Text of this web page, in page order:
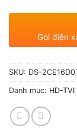
Gọi điện
SKU: DS-
Danh mục: HD-TVI